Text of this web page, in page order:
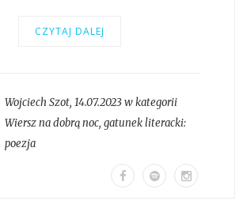
CZYTAJ DALEJ
Wojciech Szot, 14.07.2023 w kategorii
Wiersz na dobrą noc, gatunek literacki:
poezja